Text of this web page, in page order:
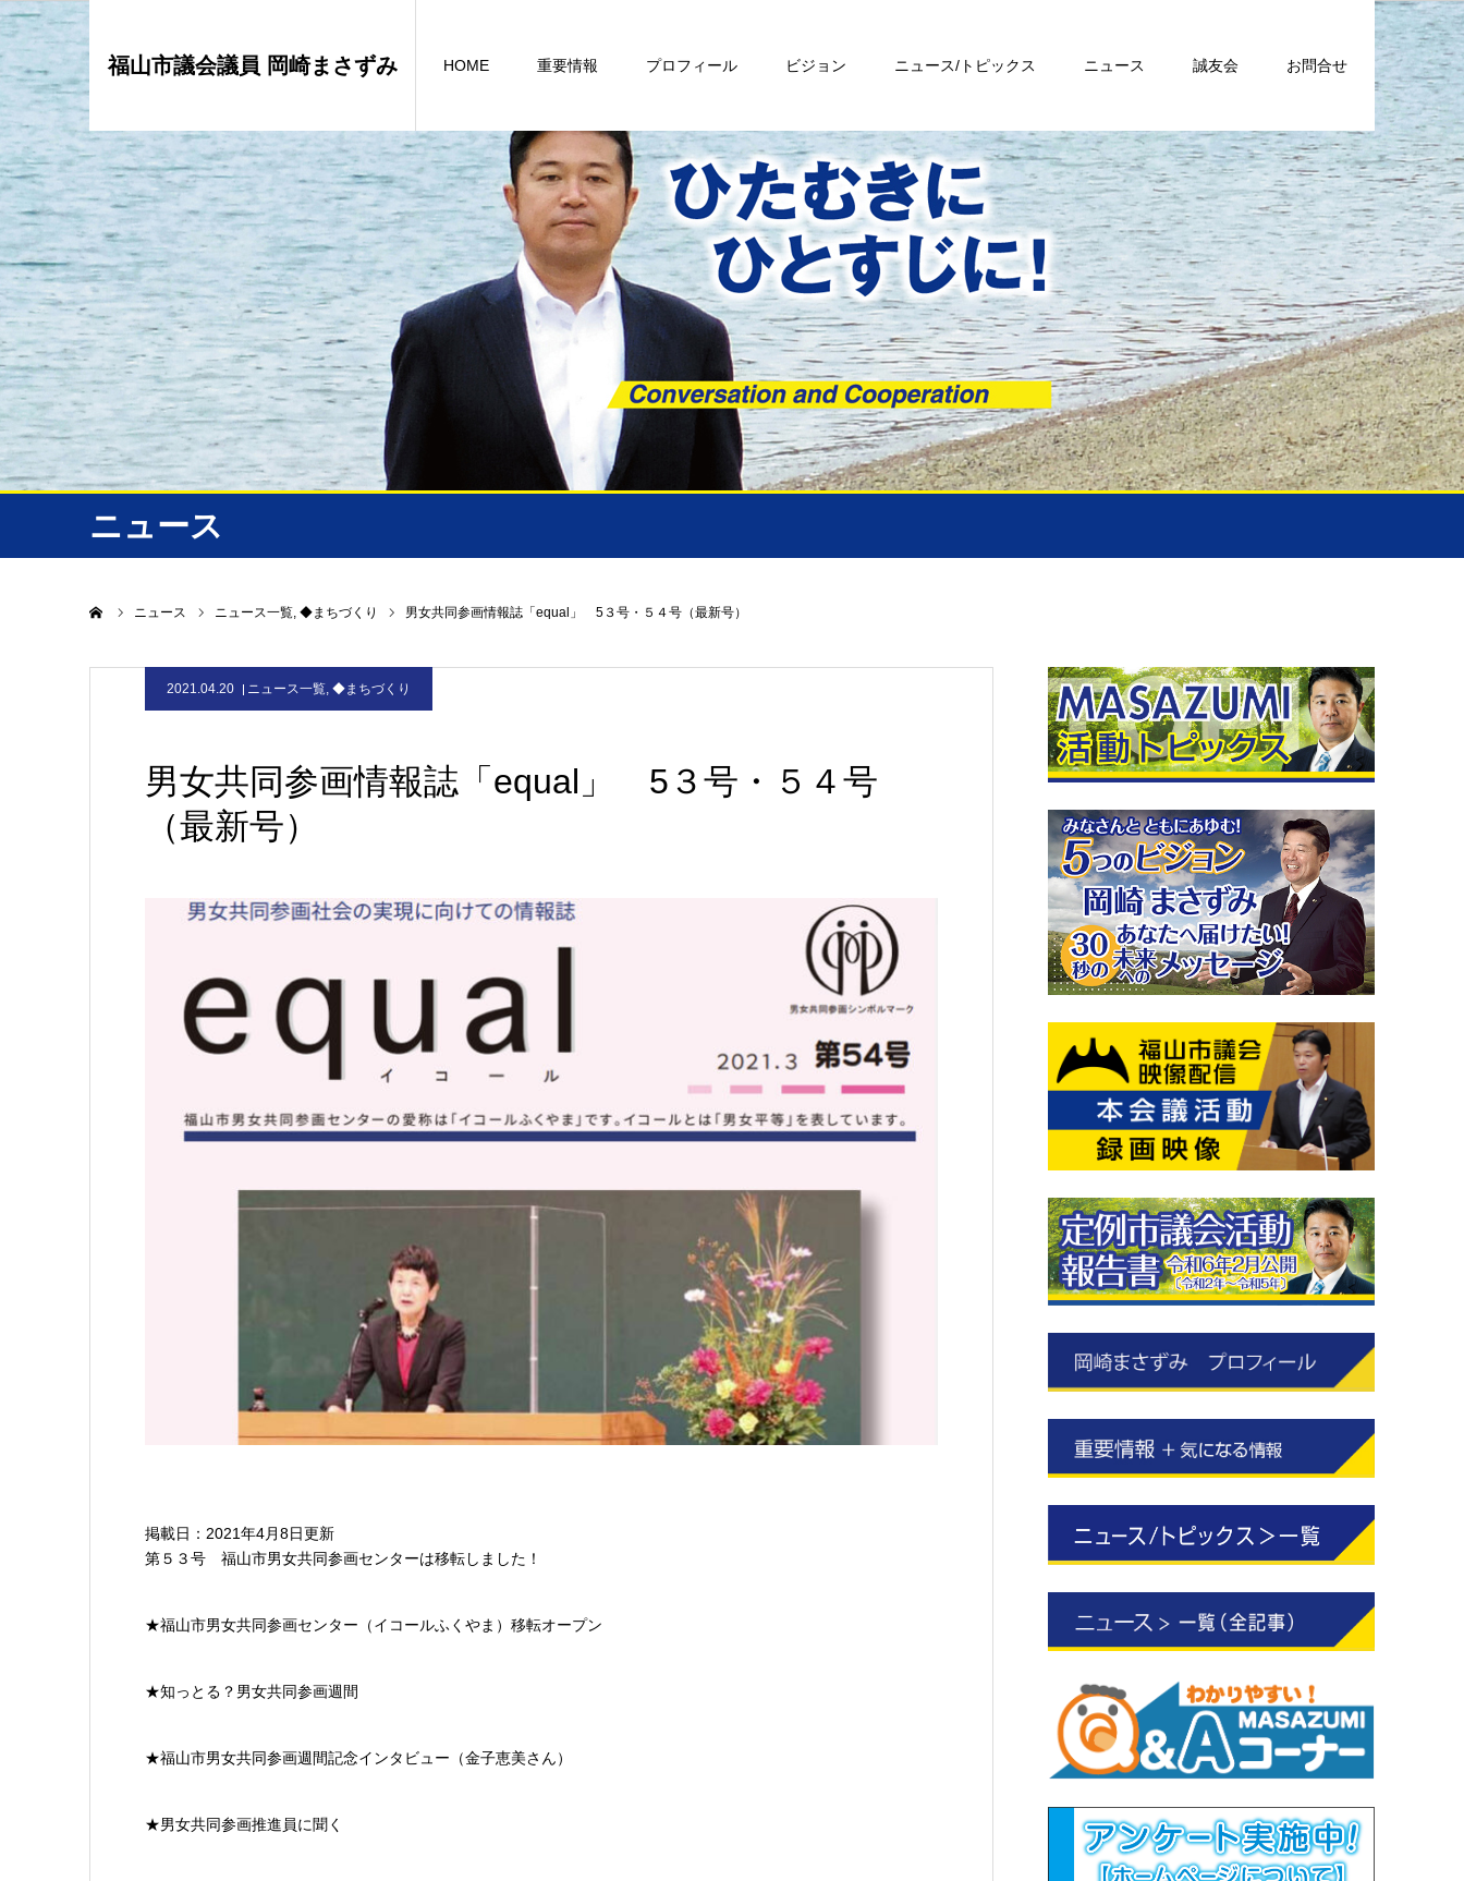
福山市議会議員 岡崎まさずみ HOME 重要情報 プロフィール ビジョン ニュース/トピックス ニュース 誠友会 お問合せ
ニュース
ニュース ニュース一覧 ◆まちづくり 男女共同参画情報誌「equal」 5３号・５４号（最新号）
2021.04.20 ニュース一覧, ◆まちづくり
男女共同参画情報誌「equal」 5３号・５４号
（最新号）
掲載日：2021年4月8日更新
第５３号 福山市男女共同参画センターは移転しました！
★福山市男女共同参画センター（イコールふくやま）移転オープン
★知っとる？男女共同参画週間
★福山市男女共同参画週間記念インタビュー（金子恵美さん）
★男女共同参画推進員に聞く